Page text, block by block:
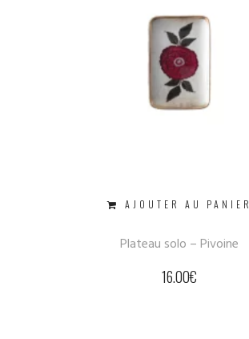
AJOUTER AU PANIER
Plateau solo – Pivoine
16.00€